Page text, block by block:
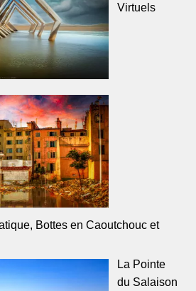
Virtuels
Bottes en Caoutchouc et
La Pointe
du Salaison